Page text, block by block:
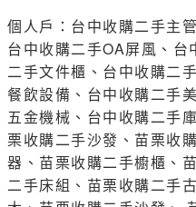
個人戶：台中收購二手主
台中收購二手OA屏風、
二手文件櫃、台中收購二
餐飲設備、台中收購二手
五金機械、台中收購二手
栗收購二手沙發、苗栗收
器、苗栗收購二手櫥櫃、
二手床組、苗栗收購二手